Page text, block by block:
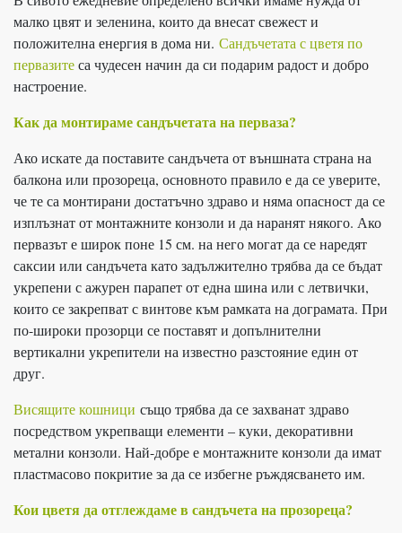
малко цвят и зеленина, които да внесат свежест и
положителна енергия в дома ни. Сандъчетата с цветя по
первазитеса чудесен начин да си подарим радост и добро
настроение.
Как да монтираме сандъчетата на перваза?
Ако искате да поставите сандъчета от външната страна на
балкона или прозореца, основното правило е да се уверите,
че те са монтирани достатъчно здраво и няма опасност да се
изплъзнат от монтажните конзоли и да наранят някого. Ако
первазът е широк поне 15 см. на него могат да се наредят
саксии или сандъчета като задължително трябва да се бъдат
укрепени с ажурен парапет от една шина или с летвички,
които се закрепват с винтове към рамката на дограмата. При
по-широки прозорци се поставят и допълнителни
вертикални укрепители на известно разстояние един от
друг.
Висящите кошници също трябва да се захванат здраво
посредством укрепващи елементи – куки, декоративни
метални конзоли. Най-добре е монтажните конзоли да имат
пластмасово покритие за да се избегне ръждясването им.
Кои цветя да отглеждаме в сандъчета на прозореца?